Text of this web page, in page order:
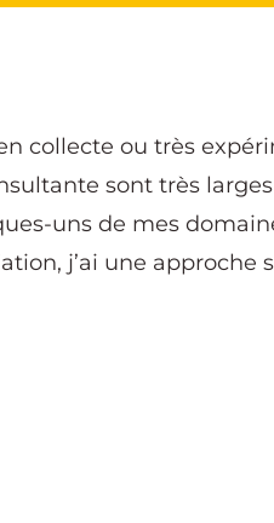
collecte ou très
sont très
uns de mes
j’ai une approche